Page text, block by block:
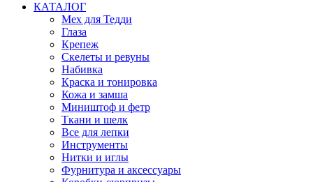
КАТАЛОГ
Мех для Тедди
Глаза
Крепеж
Скелеты и ревуны
Набивка
Краска и тонировка
Кожа и замша
Миништоф и фетр
Ткани и шелк
Все для лепки
Инструменты
Нитки и иглы
Фурнитура и аксессуары